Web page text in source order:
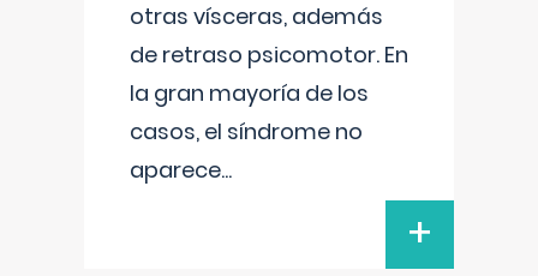
otras vísceras, además
de retraso psicomotor. En
la gran mayoría de los
casos, el síndrome no
aparece...
+